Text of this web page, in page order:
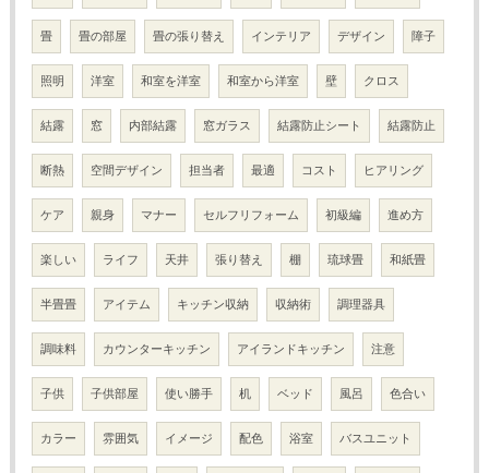
畳 畳の部屋 畳の張り替え インテリア デザイン 障子
照明 洋室 和室を洋室 和室から洋室 壁 クロス
結露 窓 内部結露 窓ガラス 結露防止シート 結露防止
断熱 空間デザイン 担当者 最適 コスト ヒアリング
ケア 親身 マナー セルフリフォーム 初級編 進め方
楽しい ライフ 天井 張り替え 棚 琉球畳 和紙畳
半畳畳 アイテム キッチン収納 収納術 調理器具
調味料 カウンターキッチン アイランドキッチン 注意
子供 子供部屋 使い勝手 机 ベッド 風呂 色合い
カラー 雰囲気 イメージ 配色 浴室 バスユニット